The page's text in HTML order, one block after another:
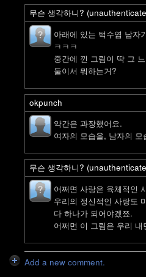
무슨 생각하니?
아래에 있는 턱수염 남자
ㅋㅋㅋ
중간에 낀 그림이 딱 그
둘이서 뭐하는거?
okpunch
약간은 과장했어요.
여자의 모습을, 남자의
무슨 생각하니?
어쩌면 사랑은 육체적인
우리의 정신적인 사랑도
다 하나가 되어야겠쬬.
어쩌면 이 그림은 우리
Add a new comment.